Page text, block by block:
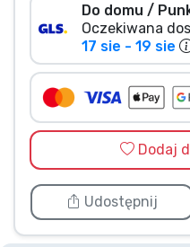
Do domu /
Oczekiwana
17 sie - 19 sie
Dodaj
Udostępnij